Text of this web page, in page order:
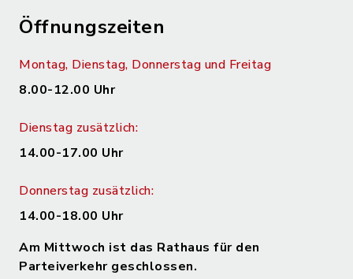
Öffnungszeiten
Montag, Dienstag, Donnerstag und Freitag
8.00-12.00 Uhr
Dienstag zusätzlich:
14.00-17.00 Uhr
Donnerstag zusätzlich:
14.00-18.00 Uhr
Am Mittwoch ist das Rathaus für den
Parteiverkehr geschlossen.